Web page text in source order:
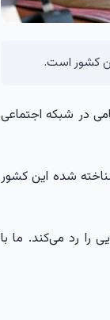
کشور است.
در شبکه اجتماعی
شده این کشور
را رد می‌کند. ما با